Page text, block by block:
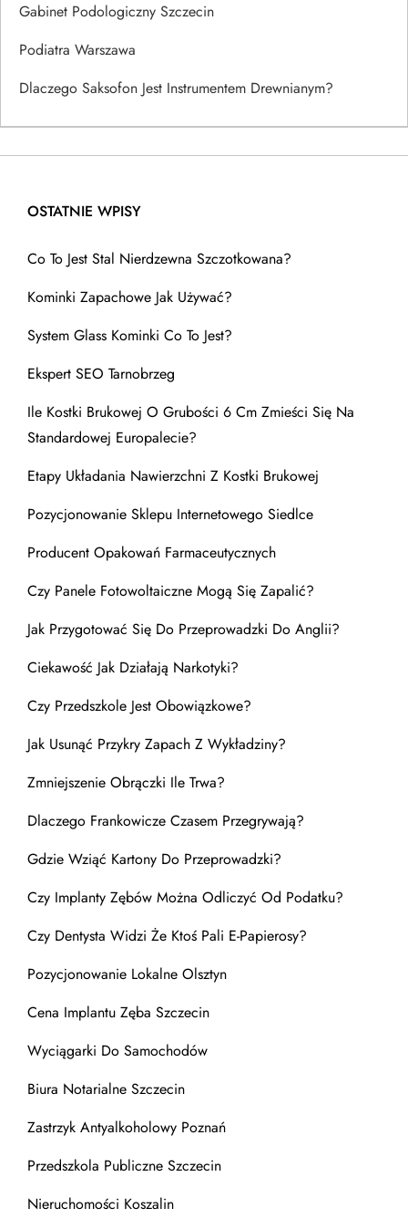
Gabinet Podologiczny Szczecin
Podiatra Warszawa
Dlaczego Saksofon Jest Instrumentem Drewnianym?
OSTATNIE WPISY
Co To Jest Stal Nierdzewna Szczotkowana?
Kominki Zapachowe Jak Używać?
System Glass Kominki Co To Jest?
Ekspert SEO Tarnobrzeg
Ile Kostki Brukowej O Grubości 6 Cm Zmieści Się Na
Standardowej Europalecie?
Etapy Układania Nawierzchni Z Kostki Brukowej
Pozycjonowanie Sklepu Internetowego Siedlce
Producent Opakowań Farmaceutycznych
Czy Panele Fotowoltaiczne Mogą Się Zapalić?
Jak Przygotować Się Do Przeprowadzki Do Anglii?
Ciekawość Jak Działają Narkotyki?
Czy Przedszkole Jest Obowiązkowe?
Jak Usunąć Przykry Zapach Z Wykładziny?
Zmniejszenie Obrączki Ile Trwa?
Dlaczego Frankowicze Czasem Przegrywają?
Gdzie Wziąć Kartony Do Przeprowadzki?
Czy Implanty Zębów Można Odliczyć Od Podatku?
Czy Dentysta Widzi Że Ktoś Pali E-Papierosy?
Pozycjonowanie Lokalne Olsztyn
Cena Implantu Zęba Szczecin
Wyciągarki Do Samochodów
Biura Notarialne Szczecin
Zastrzyk Antyalkoholowy Poznań
Przedszkola Publiczne Szczecin
Nieruchomości Koszalin